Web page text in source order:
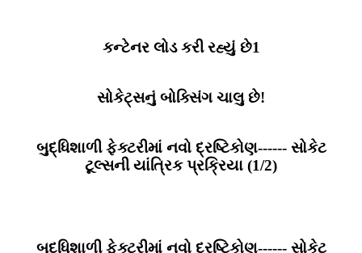
કન્ટેનર લોડ કરી રહ્યું છે1
સોકેટ્સનું બોક્સિંગ ચાલુ છે!
બુદ્ધિશાળી ફેક્ટરીમાં નવો દ્રષ્ટિકોણ------ સોકેટ
ટૂલ્સની યાંત્રિક પ્રક્રિયા (1/2)
બુદ્ધિશાળી ફેક્ટરીમાં નવો દ્રષ્ટિકોણ------ સોકેટ